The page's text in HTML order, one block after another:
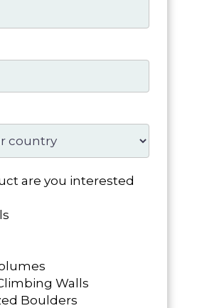
are you interested
Walls
Boulders